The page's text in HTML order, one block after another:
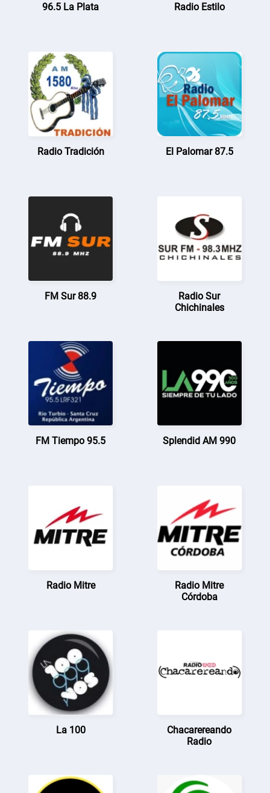
96.5 La Plata Radio Estilo
Radio Tradición El Palomar 87.5
FM Sur 88.9
Radio Sur
Chichinales
FM Tiempo 95.5 Splendid AM 990
Radio Mitre
Radio Mitre
Córdoba
La 100
Chacarereando
Radio